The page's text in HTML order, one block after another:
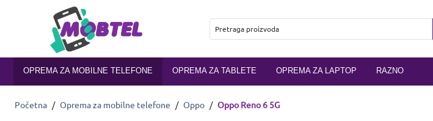
OPREMA ZA MOBILNE TELEFONE OPREMA ZA TABLETE OPREMA ZA LAPTOP RAZNO
Početna / Oprema za mobilne telefone / Oppo / Oppo Reno 6 5G